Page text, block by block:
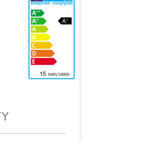
comparer